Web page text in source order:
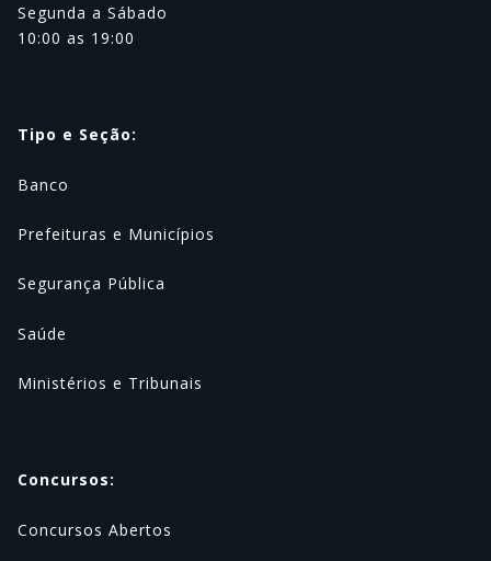
Segunda a Sábado
10:00 as 19:00
Tipo e Seção:
Banco
Prefeituras e Municípios
Segurança Pública
Saúde
Ministérios e Tribunais
Concursos:
Concursos Abertos